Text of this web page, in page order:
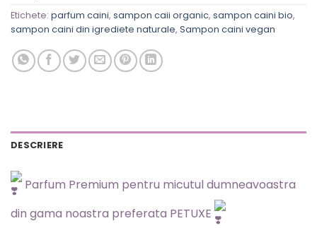
Etichete: parfum caini, sampon caii organic, sampon caini bio,
sampon caini din igrediete naturale, Sampon caini vegan
DESCRIERE
Parfum Premium pentru micutul dumneavoastra
din gama noastra preferata PETUXE